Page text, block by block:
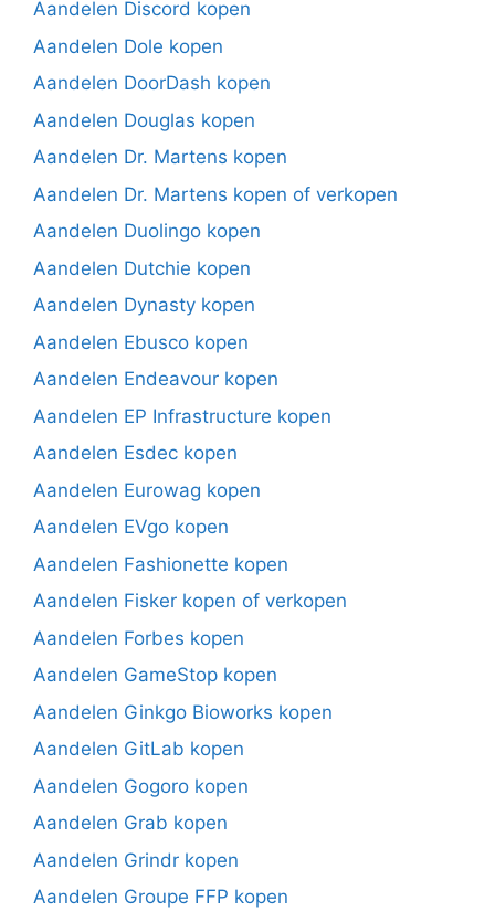
Aandelen Discord kopen
Aandelen Dole kopen
Aandelen DoorDash kopen
Aandelen Douglas kopen
Aandelen Dr. Martens kopen
Aandelen Dr. Martens kopen of verkopen
Aandelen Duolingo kopen
Aandelen Dutchie kopen
Aandelen Dynasty kopen
Aandelen Ebusco kopen
Aandelen Endeavour kopen
Aandelen EP Infrastructure kopen
Aandelen Esdec kopen
Aandelen Eurowag kopen
Aandelen EVgo kopen
Aandelen Fashionette kopen
Aandelen Fisker kopen of verkopen
Aandelen Forbes kopen
Aandelen GameStop kopen
Aandelen Ginkgo Bioworks kopen
Aandelen GitLab kopen
Aandelen Gogoro kopen
Aandelen Grab kopen
Aandelen Grindr kopen
Aandelen Groupe FFP kopen